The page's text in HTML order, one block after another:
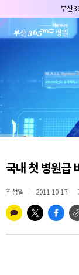
부산
부
부산
국내 첫 병원급
작성일 2011-10-17